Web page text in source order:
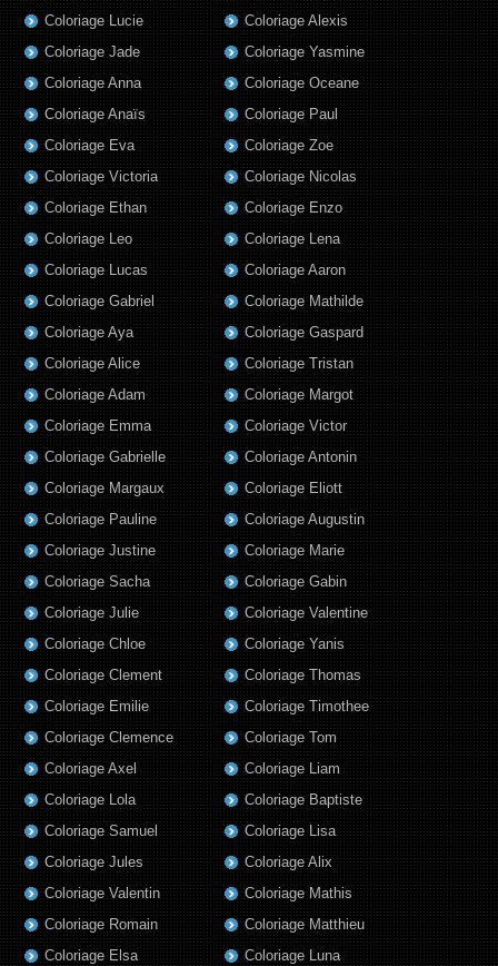
Coloriage Lucie
Coloriage Jade
Coloriage Anna
Coloriage Anaïs
Coloriage Eva
Coloriage Victoria
Coloriage Ethan
Coloriage Leo
Coloriage Lucas
Coloriage Gabriel
Coloriage Aya
Coloriage Alice
Coloriage Adam
Coloriage Emma
Coloriage Gabrielle
Coloriage Alexis
Coloriage Yasmine
Coloriage Oceane
Coloriage Paul
Coloriage Zoe
Coloriage Nicolas
Coloriage Enzo
Coloriage Lena
Coloriage Aaron
Coloriage Mathilde
Coloriage Gaspard
Coloriage Tristan
Coloriage Margot
Coloriage Victor
Coloriage Antonin
Coloriage Margaux
Coloriage Pauline
Coloriage Justine
Coloriage Sacha
Coloriage Julie
Coloriage Chloe
Coloriage Clement
Coloriage Emilie
Coloriage Clemence
Coloriage Axel
Coloriage Lola
Coloriage Samuel
Coloriage Jules
Coloriage Valentin
Coloriage Romain
Coloriage Elsa
Coloriage Eliott
Coloriage Augustin
Coloriage Marie
Coloriage Gabin
Coloriage Valentine
Coloriage Yanis
Coloriage Thomas
Coloriage Timothee
Coloriage Tom
Coloriage Liam
Coloriage Baptiste
Coloriage Lisa
Coloriage Alix
Coloriage Mathis
Coloriage Matthieu
Coloriage Luna